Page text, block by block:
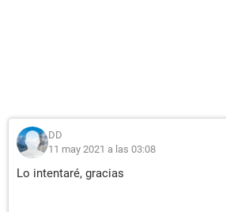
DD
11 may 2021 a las 03:08
Lo intentaré, gracias